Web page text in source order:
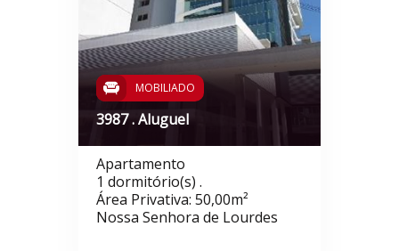
MOBILIADO
3987 . Aluguel
Apartamento
1 dormitório(s) .
Área Privativa: 50,00m²
Nossa Senhora de Lourdes